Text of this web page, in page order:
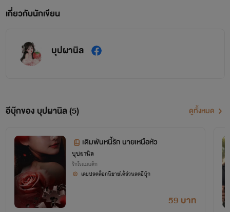
เกี่ยวกับนักเขียน
บุปผานิล
อีบุ๊กของ บุปผานิล (5) ดูทั้งหมด
เดิมพันหนี้รัก นายเหนือหัว
บุปผานิล
รักโรแมนติก
59 บาท
เคยปลดล็อกนิยายได้ส่วนลดอีบุ๊ก